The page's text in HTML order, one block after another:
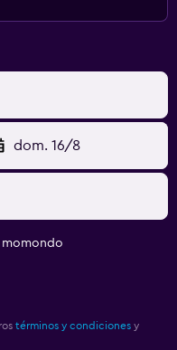
dom. 16/8
momondo
términos y condiciones y